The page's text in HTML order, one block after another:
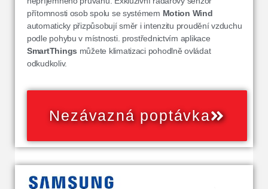
přítomnosti osob spolu se systémem Motion Wind
automaticky přizpůsobují směr i intenzitu proudění vzduchu
podle pohybu v místnosti. prostřednictvím aplikace
SmartThings můžete klimatizaci pohodlně ovládat
odkudkoliv.
Nezávazná poptávka